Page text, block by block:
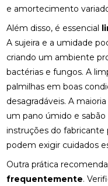
e amortecimento
Além disso, é essencial
A sujeira e a umidade
criando um ambiente
bactérias e fungos. A
palmilhas em boas
desagradáveis. A
um pano úmido e
instruções do fabricante
podem exigir cuidados
Outra prática
frequentemente.
DOS SEUS OLHOS E
VISUAL
FISIOTERAPIA
FISIOTERAPIA OCULAR: MELHORES PRÁTICAS E
BENEFÍCIOS
SAÚDE DOS OLHOS
VISUAL
CONFORTO